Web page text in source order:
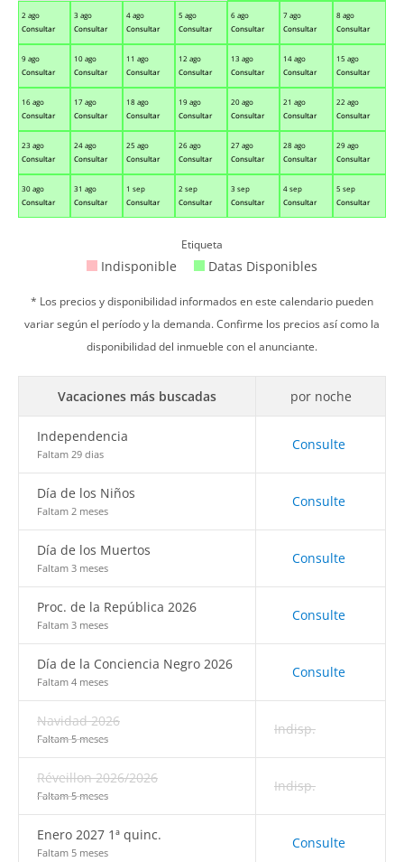
2 ago
Consultar
3 ago
Consultar
4 ago
Consultar
5 ago
Consultar
6 ago
Consultar
7 ago
Consultar
8 ago
Consultar
9 ago
Consultar
10 ago
Consultar
11 ago
Consultar
12 ago
Consultar
13 ago
Consultar
14 ago
Consultar
15 ago
Consultar
16 ago
Consultar
17 ago
Consultar
18 ago
Consultar
19 ago
Consultar
20 ago
Consultar
21 ago
Consultar
22 ago
Consultar
23 ago
Consultar
24 ago
Consultar
25 ago
Consultar
26 ago
Consultar
27 ago
Consultar
28 ago
Consultar
29 ago
Consultar
30 ago
Consultar
31 ago
Consultar
1 sep
Consultar
2 sep
Consultar
3 sep
Consultar
4 sep
Consultar
5 sep
Consultar
Etiqueta
Indisponible Datas Disponibles
* Los precios y disponibilidad informados en este calendario pueden
variar según el período y la demanda. Confirme los precios así como la
disponibilidad del inmueble con el anunciante.
Vacaciones más buscadas por noche
Independencia
Faltam 29 dias
Consulte
Día de los Niños
Faltam 2 meses
Consulte
Día de los Muertos
Faltam 3 meses
Consulte
Proc. de la República 2026
Faltam 3 meses
Consulte
Día de la Conciencia Negro 2026
Faltam 4 meses
Consulte
Navidad 2026
Faltam 5 meses
Indisp.
Réveillon 2026/2026
Faltam 5 meses
Indisp.
Enero 2027 1ª quinc.
Faltam 5 meses
Consulte